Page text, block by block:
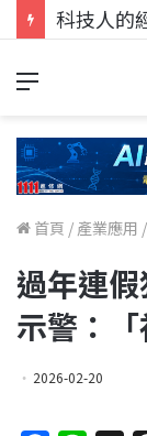
首頁 / 產業應用 /
過年連
示警：
2026-02-20